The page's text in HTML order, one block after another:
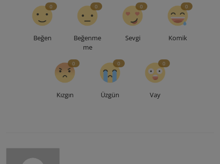
Beğen
0
Beğenme
me
0
Sevgi
0
Komik
0
Kızgın
0
Üzgün
0
Vay
0